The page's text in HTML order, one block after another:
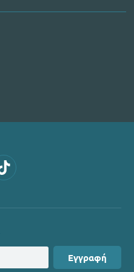
Εγγραφή